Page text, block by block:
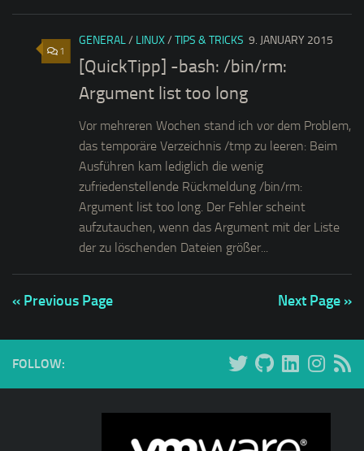
1
GENERAL/ LINUX/ TIPS & TRICKS 9. JANUARY 2015
[QuickTipp] -bash: /bin/rm:
Argument list too long
Vor mehreren Wochen stand ich vor dem Problem,
das temporäre Verzeichnis /tmp zu leeren: Beim
Ausführen kam lediglich die wenig
zufriedenstellende Rückmeldung /bin/rm:
Argument list too long. Der Fehler scheint
aufzutauchen, wenn das Argument mit der Liste
der zu löschenden Dateien größer...
« Previous Page Next Page »
FOLLOW: